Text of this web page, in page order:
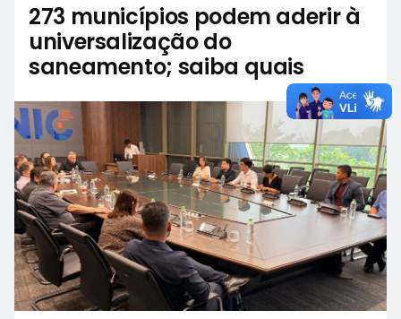
273 municípios podem aderir à
universalização do
saneamento; saiba quais